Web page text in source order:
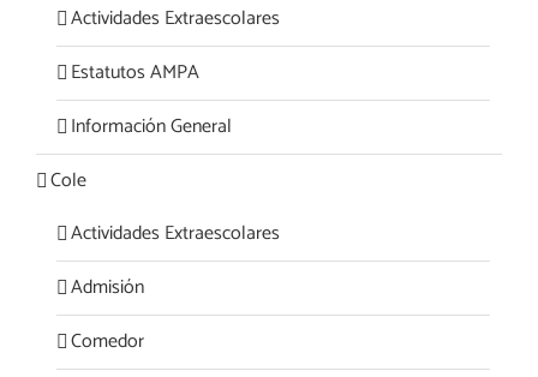
Actividades Extraescolares
Estatutos AMPA
Información General
Cole
Actividades Extraescolares
Admisión
Comedor